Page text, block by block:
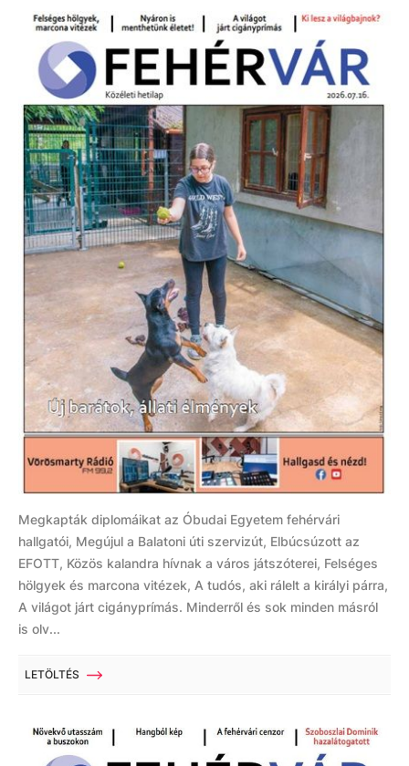
Megkapták diplomáikat az Óbudai Egyetem fehérvári
hallgatói, Megújul a Balatoni úti szervizút, Elbúcsúzott az
EFOTT, Közös kalandra hívnak a város játszóterei, Felséges
hölgyek és marcona vitézek, A tudós, aki rálelt a királyi párra,
A világot járt cigányprímás. Minderről és sok minden másról
is olv...
LETÖLTÉS